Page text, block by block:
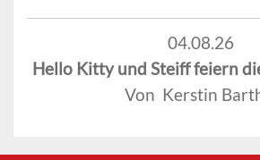
04.08.26
Hello Kitty und Steiff feiern
Von Kerstin